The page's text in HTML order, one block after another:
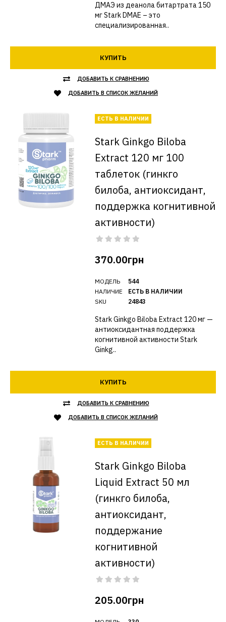
ДМАЭ из деанола битартрата 150
мг Stark DMAE – это
специализированная..
КУПИТЬ
ДОБАВИТЬ К СРАВНЕНИЮ
ДОБАВИТЬ В СПИСОК ЖЕЛАНИЙ
ЕСТЬ В НАЛИЧИИ
Stark Ginkgo Biloba
Extract 120 мг 100
таблеток (гинкго
билоба, антиоксидант,
поддержка когнитивной
активности)
370.00грн
МОДЕЛЬ
НАЛИЧИЕ
SKU
544
ЕСТЬ В НАЛИЧИИ
24843
Stark Ginkgo Biloba Extract 120 мг —
антиоксидантная поддержка
когнитивной активности Stark
Ginkg..
КУПИТЬ
ДОБАВИТЬ К СРАВНЕНИЮ
ДОБАВИТЬ В СПИСОК ЖЕЛАНИЙ
ЕСТЬ В НАЛИЧИИ
Stark Ginkgo Biloba
Liquid Extract 50 мл
(гинкго билоба,
антиоксидант,
поддержание
когнитивной
активности)
205.00грн